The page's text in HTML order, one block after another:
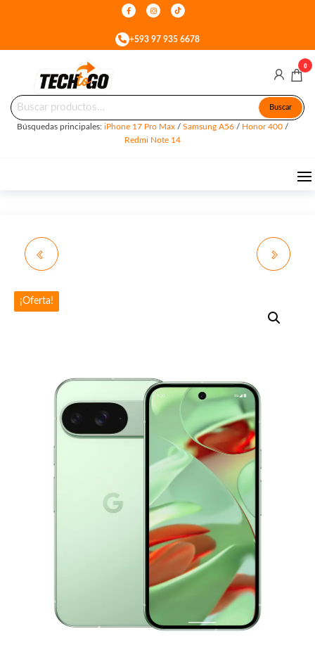
+593 97 935 6678
Tech
To
Celulares
&
Accesorios
por:
Buscar
Búsquedas principales: iPhone 17 Pro Max/ Samsung A56/ Honor 400/
Redmi Note 14
0
¡Oferta!